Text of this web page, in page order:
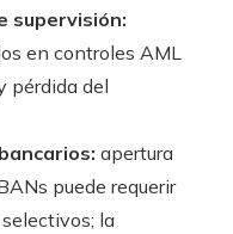
supervisión:
en controles AML
pérdida del
apertura
puede requerir
la